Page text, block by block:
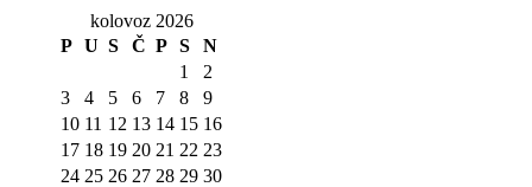
kolovoz 2026
P U S Č P S N
1
2
3
4 5 6 7 8
9
10 11 12 13 14 15 16
17 18 19 20 21 22 23
24 25 26 27 28 29 30